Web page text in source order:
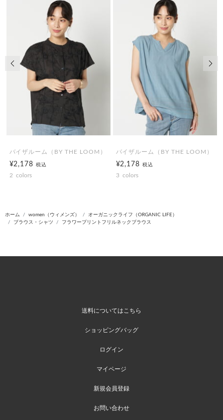
バイザルーム（BY THE LOOM）
¥2,178税込
2 colors
バイザルーム（BY THE LOOM）
¥2,178税込
3 colors
前の画像
ホーム women（ウィメンズ）
オーガニックライフ（ORGANIC LIFE）
ブラウス・シャツ
フラワープリントフリルネックブラウス
送料についてはこちら
ショッピングバッグ
ログイン
マイページ
新規会員登録
お問い合わせ